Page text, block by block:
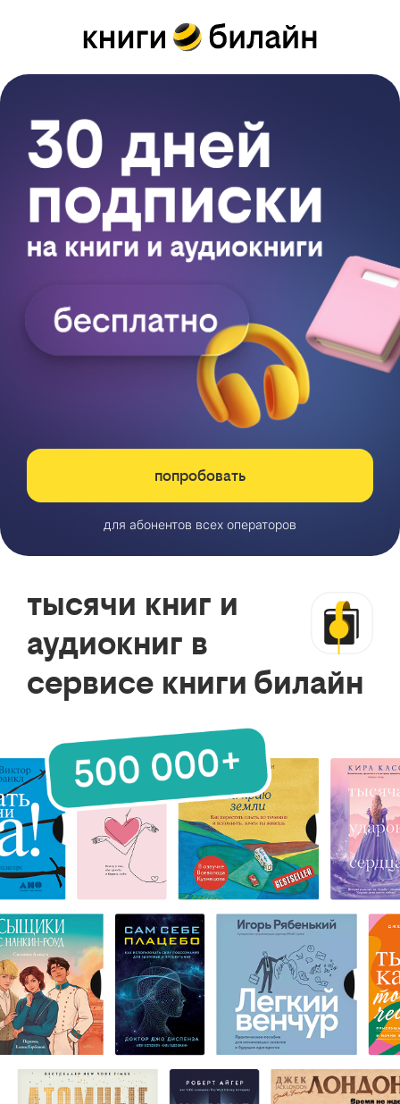
попробовать
для абонентов всех операторов
тысячи книг и
аудиокниг в
сервисе книги билайн